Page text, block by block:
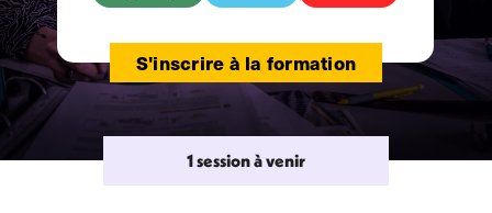
S'inscrire à la formation
1 session à venir